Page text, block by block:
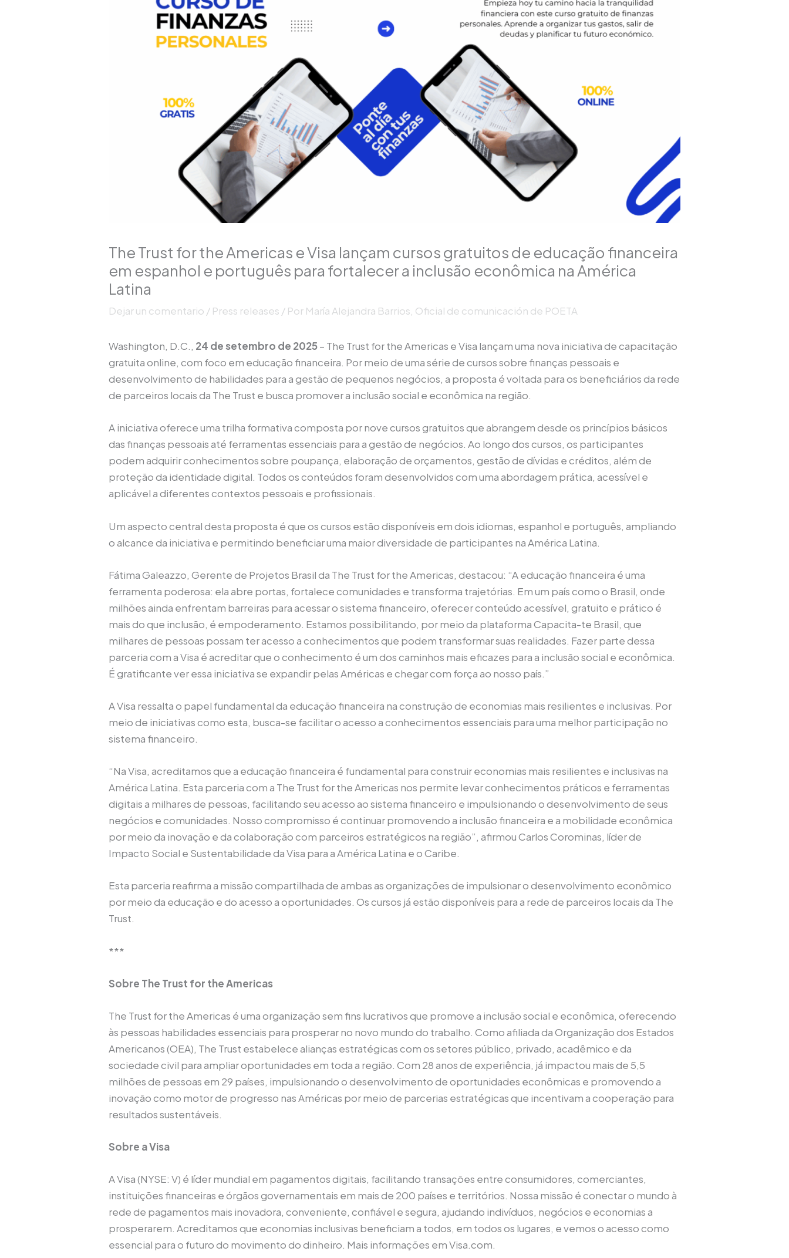
The Trust for the Americas e Visa lançam cursos gratuitos de educação financeira
em espanhol e português para fortalecer a inclusão econômica na América
Latina
Dejar un comentario / Press releases / Por María Alejandra Barrios, Oficial de comunicación de POETA
Washington, D.C., 24 de setembro de 2025– The Trust for the Americas e Visa lançam uma nova iniciativa de capacitação
gratuita online, com foco em educação financeira. Por meio de uma série de cursos sobre finanças pessoais e
desenvolvimento de habilidades para a gestão de pequenos negócios, a proposta é voltada para os beneficiários da rede
de parceiros locais da The Trust e busca promover a inclusão social e econômica na região.
A iniciativa oferece uma trilha formativa composta por nove cursos gratuitos que abrangem desde os princípios básicos
das finanças pessoais até ferramentas essenciais para a gestão de negócios. Ao longo dos cursos, os participantes
podem adquirir conhecimentos sobre poupança, elaboração de orçamentos, gestão de dívidas e créditos, além de
proteção da identidade digital. Todos os conteúdos foram desenvolvidos com uma abordagem prática, acessível e
aplicável a diferentes contextos pessoais e profissionais.
Um aspecto central desta proposta é que os cursos estão disponíveis em dois idiomas, espanhol e português, ampliando
o alcance da iniciativa e permitindo beneficiar uma maior diversidade de participantes na América Latina.
Fátima Galeazzo, Gerente de Projetos Brasil da The Trust for the Americas, destacou: “A educação financeira é uma
ferramenta poderosa: ela abre portas, fortalece comunidades e transforma trajetórias. Em um país como o Brasil, onde
milhões ainda enfrentam barreiras para acessar o sistema financeiro, oferecer conteúdo acessível, gratuito e prático é
mais do que inclusão, é empoderamento. Estamos possibilitando, por meio da plataforma Capacita-te Brasil, que
milhares de pessoas possam ter acesso a conhecimentos que podem transformar suas realidades. Fazer parte dessa
parceria com a Visa é acreditar que o conhecimento é um dos caminhos mais eficazes para a inclusão social e econômica.
É gratificante ver essa iniciativa se expandir pelas Américas e chegar com força ao nosso país.”
A Visa ressalta o papel fundamental da educação financeira na construção de economias mais resilientes e inclusivas. Por
meio de iniciativas como esta, busca-se facilitar o acesso a conhecimentos essenciais para uma melhor participação no
sistema financeiro.
“Na Visa, acreditamos que a educação financeira é fundamental para construir economias mais resilientes e inclusivas na
América Latina. Esta parceria com a The Trust for the Americas nos permite levar conhecimentos práticos e ferramentas
digitais a milhares de pessoas, facilitando seu acesso ao sistema financeiro e impulsionando o desenvolvimento de seus
negócios e comunidades. Nosso compromisso é continuar promovendo a inclusão financeira e a mobilidade econômica
por meio da inovação e da colaboração com parceiros estratégicos na região”, afirmou Carlos Corominas, líder de
Impacto Social e Sustentabilidade da Visa para a América Latina e o Caribe.
Esta parceria reafirma a missão compartilhada de ambas as organizações de impulsionar o desenvolvimento econômico
por meio da educação e do acesso a oportunidades. Os cursos já estão disponíveis para a rede de parceiros locais da The
Trust.
***
Sobre The Trust for the Americas
The Trust for the Americas é uma organização sem fins lucrativos que promove a inclusão social e econômica, oferecendo
às pessoas habilidades essenciais para prosperar no novo mundo do trabalho. Como afiliada da Organização dos Estados
Americanos (OEA), The Trust estabelece alianças estratégicas com os setores público, privado, acadêmico e da
sociedade civil para ampliar oportunidades em toda a região. Com 28 anos de experiência, já impactou mais de 5,5
milhões de pessoas em 29 países, impulsionando o desenvolvimento de oportunidades econômicas e promovendo a
inovação como motor de progresso nas Américas por meio de parcerias estratégicas que incentivam a cooperação para
resultados sustentáveis.
Sobre a Visa
A Visa (NYSE: V) é líder mundial em pagamentos digitais, facilitando transações entre consumidores, comerciantes,
instituições financeiras e órgãos governamentais em mais de 200 países e territórios. Nossa missão é conectar o mundo à
rede de pagamentos mais inovadora, conveniente, confiável e segura, ajudando indivíduos, negócios e economias a
prosperarem. Acreditamos que economias inclusivas beneficiam a todos, em todos os lugares, e vemos o acesso como
essencial para o futuro do movimento do dinheiro. Mais informações em Visa.com.